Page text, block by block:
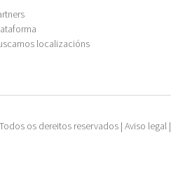
localizacións
os dereitos reservados | Aviso legal|